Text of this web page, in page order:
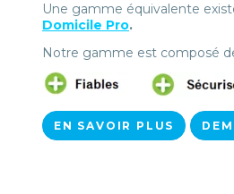
Une gamme équivalente
Domicile Pro.
Notre gamme est composé
EN SAVOIR PLUS